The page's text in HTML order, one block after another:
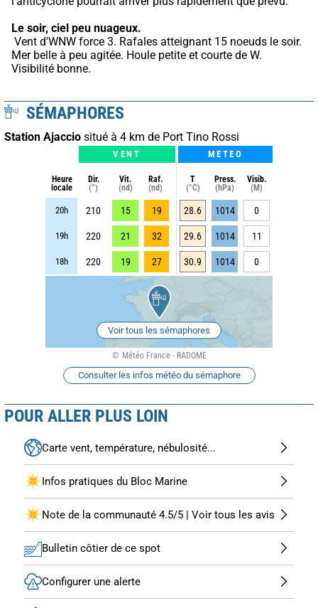
Le soir, ciel peu nuageux.
Mer belle à peu agitée. Houle petite et courte de W.
Visibilité bonne.
SÉMAPHORES
Station Ajaccio situé à 4 km de Port Tino Rossi
VENT METEO
Heure
locale
Dir.
(°)
Vit.
(nd)
Raf.
(nd)
T
(°C)
Press.
(hPa)
Visib.
(M)
20h 210 15 19 28.6 1014 0
19h 220 21 32 29.6 1014 11
18h 220 19 27 30.9 1014 0
Voir tous les sémaphores
Météo France - RADOME
Consulter les infos météo du sémaphore
POUR ALLER PLUS LOIN
Carte vent, température, nébulosité...
Infos pratiques du Bloc Marine
Note de la communauté 4.5/5 | Voir tous les avis
Bulletin côtier de ce spot
Configurer une alerte